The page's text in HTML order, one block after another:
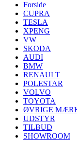
Forside
CUPRA
TESLA
XPENG
VW
SKODA
AUDI
BMW
RENAULT
POLESTAR
VOLVO
TOYOTA
ØVRIGE
UDSTYR
TILBUD
SHOWROOM